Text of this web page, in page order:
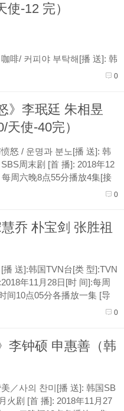
-12 完）
啡/ 커피야 부탁해[播 送]: 韩
型]: Channel A周末剧[首 播]:
[时 间]: 每周六、周日晚间7
0
》李珉廷 朱相昱
使-40完）
怒 / 운명과 분노[播 送]: 韩
周末剧 [首 播]: 2018年12
每周六晚8点55分播放4集[接
仇的女神[导 演]: 郑...
0
乔 朴宝剑 张胜祖
播 送]:韩国TVN台[类 型]:TVN
年11月28日[时 间]:每周
间10点05分各播放一集 [导
]:刘英雅[主 演]:宋...
0
李钟硕 申惠善（韩
／사의 찬미[播 送]: 韩国SB
火剧 [首 播]: 2018年11月27